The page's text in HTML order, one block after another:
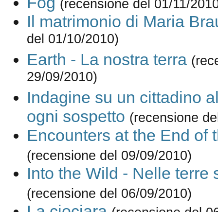
(recensione del 01/11/
Il matrimonio di Maria
del 01/10/2010)
Earth - La nostra terra
29/09/2010)
Indagine su un cittadino
ogni sospetto (recensione
Encounters at the End of
(recensione del 09/09/2010)
Into the Wild - Nelle terre
(recensione del 06/09/2010)